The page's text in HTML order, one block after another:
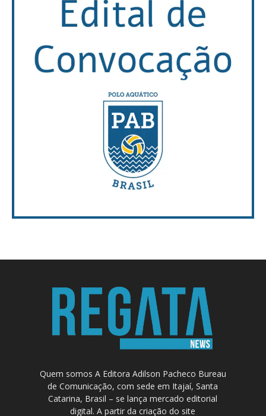
Quem somos A Editora Adilson Pacheco Bureau
de Comunicação, com sede em Itajaí, Santa
Catarina, Brasil – se lança mercado editorial
digital. A partir da criação do site